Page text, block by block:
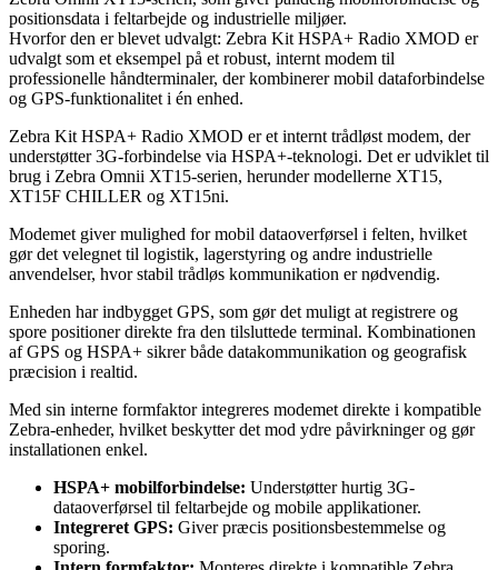
positionsdata i feltarbejde og industrielle miljøer.
Hvorfor den er blevet udvalgt: Zebra Kit HSPA+ Radio XMOD er
udvalgt som et eksempel på et robust, internt modem til
professionelle håndterminaler, der kombinerer mobil dataforbindelse
og GPS-funktionalitet i én enhed.
Zebra Kit HSPA+ Radio XMOD er et internt trådløst modem, der
understøtter 3G-forbindelse via HSPA+-teknologi. Det er udviklet til
brug i Zebra Omnii XT15-serien, herunder modellerne XT15,
XT15F CHILLER og XT15ni.
Modemet giver mulighed for mobil dataoverførsel i felten, hvilket
gør det velegnet til logistik, lagerstyring og andre industrielle
anvendelser, hvor stabil trådløs kommunikation er nødvendig.
Enheden har indbygget GPS, som gør det muligt at registrere og
spore positioner direkte fra den tilsluttede terminal. Kombinationen
af GPS og HSPA+ sikrer både datakommunikation og geografisk
præcision i realtid.
Med sin interne formfaktor integreres modemet direkte i kompatible
Zebra-enheder, hvilket beskytter det mod ydre påvirkninger og gør
installationen enkel.
HSPA+ mobilforbindelse: Understøtter hurtig 3G-
dataoverførsel til feltarbejde og mobile applikationer.
Integreret GPS: Giver præcis positionsbestemmelse og
sporing.